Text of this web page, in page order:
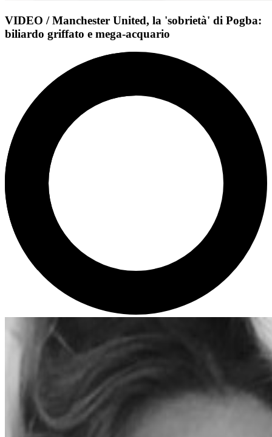
VIDEO / Manchester United, la 'sobrietà' di Pogba:
biliardo griffato e mega-acquario